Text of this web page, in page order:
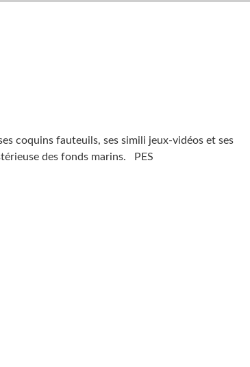
coquins fauteuils, ses simili jeux-vidéos et ses
des fonds marins. PES